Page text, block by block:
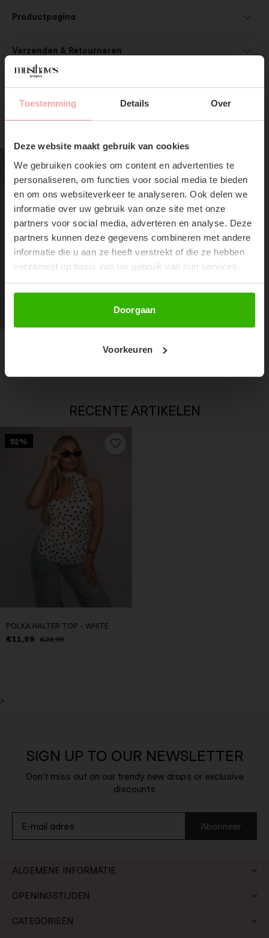
Toestemming Details Over
Deze website maakt gebruik van cookies
We gebruiken cookies om content en advertenties te
personaliseren, om functies voor social media te bieden
en om ons websiteverkeer te analyseren. Ook delen we
informatie over uw gebruik van onze site met onze
partners voor social media, adverteren en analyse. Deze
partners kunnen deze gegevens combineren met andere
informatie die u aan ze heeft verstrekt of die ze hebben
verzameld op basis van uw gebruik van hun services.
Doorgaan
Voorkeuren
SUBSCRIBE NOW & GET
10% OFF YOUR FIRST
ORDER!
Don't miss out on our trendy new drops or exclusive
Productpagina
Verzenden & Retourneren
KENDALL SUNNIE - ZWART
RECENTE ARTIKELEN
52%
POLKA HALTER TOP - WHITE
€11,99
€24,99
>
SIGN UP TO OUR NEWSLETTER
Don't miss out on our trendy new drops or exclusive
discounts
Abonneer
ALGEMENE INFORMATIE
OPENINGSTIJDEN
CATEGORIEËN